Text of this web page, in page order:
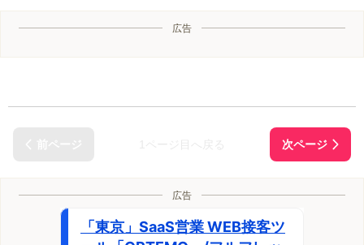
広告
広告
「東京」SaaS営業 WEB接客ツ